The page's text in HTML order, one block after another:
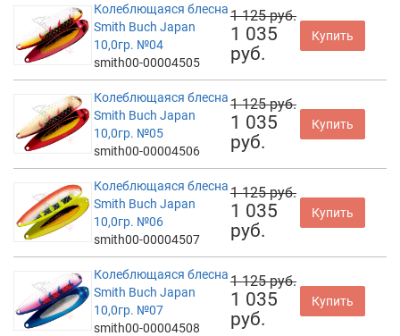
Колеблющаяся блесна
Smith Buch Japan
10,0гр. №04
smith00-00004505
1 125 руб.
1 035
руб.
Купить
Колеблющаяся блесна
Smith Buch Japan
10,0гр. №05
smith00-00004506
1 125 руб.
1 035
руб.
Купить
Колеблющаяся блесна
Smith Buch Japan
10,0гр. №06
smith00-00004507
1 125 руб.
1 035
руб.
Купить
Колеблющаяся блесна
Smith Buch Japan
10,0гр. №07
smith00-00004508
1 125 руб.
1 035
руб.
Купить